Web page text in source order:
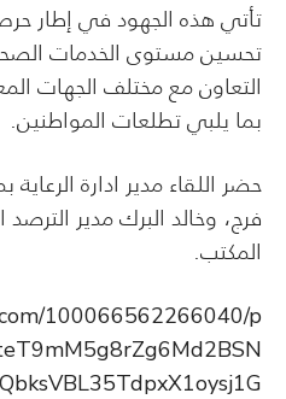
تأتي هذه الجهود في إطار
تحسين مستوى الخدمات
التعاون مع مختلف الجهات
بما يلبي تطلعات المواطنين.
حضر اللقاء مدير ادارة
فرج، وخالد البرك مدير
المكتب.
100066562266040/p